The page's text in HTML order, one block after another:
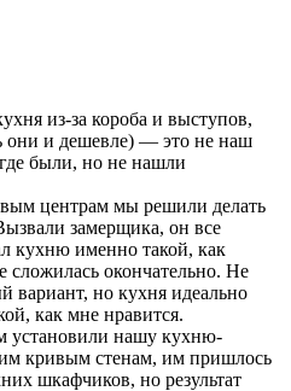
из-за короба и выступов,
они и дешевле) — это не наш
были, но не нашли
центрам мы решили делать
замерщика, он все
кухню именно такой, как
сложилась окончательно. Не
вариант, но кухня идеально
как мне нравится.
установили нашу кухню-
кривым стенам, им пришлось
шкафчиков, но результат